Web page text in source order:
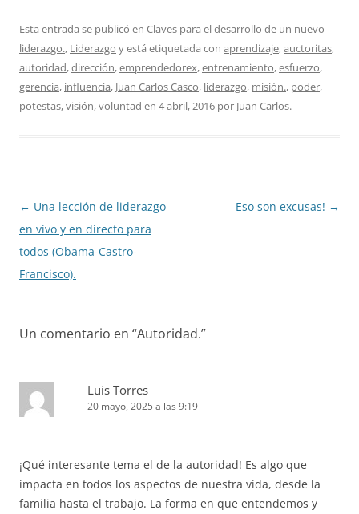
Esta entrada se publicó en Claves para el desarrollo de un nuevo
liderazgo., Liderazgo y está etiquetada con aprendizaje,auctoritas,
autoridad,dirección,emprendedorex,entrenamiento,esfuerzo,
gerencia, influencia, Juan Carlos Casco, liderazgo, misión., poder,
potestas,visión,voluntad en 4 abril, 2016 por Juan Carlos.
Navegación
de
entradas
← Una lección de liderazgo
en vivo y en directo para
todos (Obama-Castro-
Francisco).
Eso son excusas! →
Un comentario en “Autoridad.”
Luis Torres
20 mayo, 2025 a las 9:19
¡Qué interesante tema el de la autoridad! Es algo que
impacta en todos los aspectos de nuestra vida, desde la
familia hasta el trabajo. La forma en que entendemos y